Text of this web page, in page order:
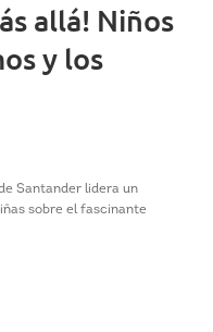
allá! Niños
y los
Santander lidera un
sobre el fascinante